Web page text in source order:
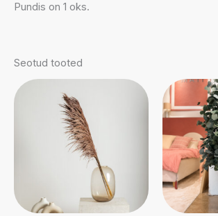
Pundis on 1 oks.
Seotud tooted